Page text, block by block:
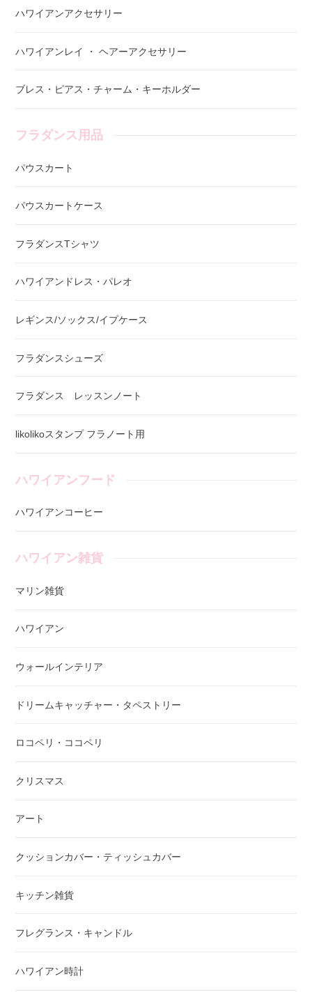
ハワイアンアクセサリー
ハワイアンレイ ・ ヘアーアクセサリー
ブレス・ピアス・チャーム・キーホルダー
フラダンス用品
パウスカート
パウスカートケース
フラダンスTシャツ
ハワイアンドレス・パレオ
レギンス/ソックス/イプケース
フラダンスシューズ
フラダンス レッスンノート
likolikoスタンプ フラノート用
ハワイアンフード
ハワイアンコーヒー
ハワイアン雑貨
マリン雑貨
ハワイアン
ウォールインテリア
ドリームキャッチャー・タペストリー
ロコペリ・ココペリ
クリスマス
アート
クッションカバー・ティッシュカバー
キッチン雑貨
フレグランス・キャンドル
ハワイアン時計